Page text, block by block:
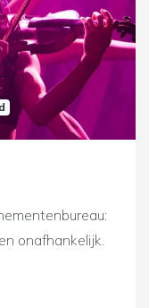
onafhankelijk.